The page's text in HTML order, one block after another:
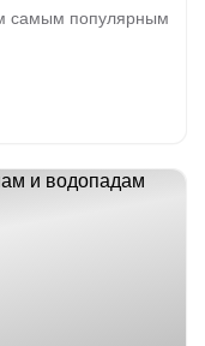
самым популярным